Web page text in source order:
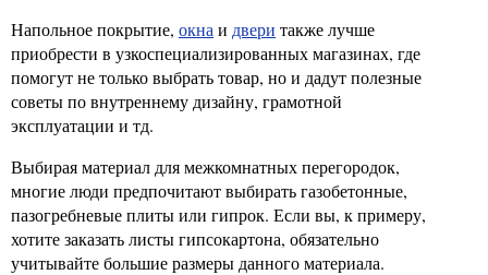
Напольное покрытие, окна и двери также лучше
приобрести в узкоспециализированных магазинах, где
помогут не только выбрать товар, но и дадут полезные
советы по внутреннему дизайну, грамотной
эксплуатации и тд.
Выбирая материал для межкомнатных перегородок,
многие люди предпочитают выбирать газобетонные,
пазогребневые плиты или гипрок. Если вы, к примеру,
хотите заказать листы гипсокартона, обязательно
учитывайте большие размеры данного материала.